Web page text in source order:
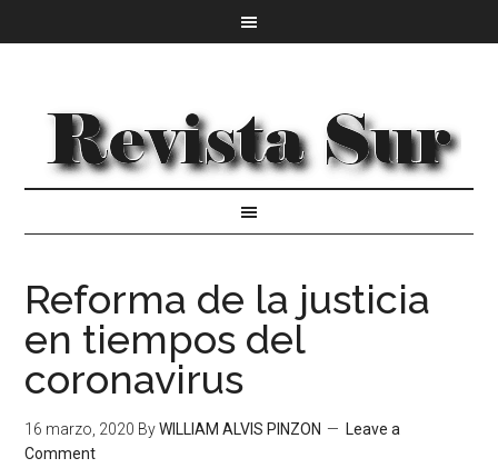
Reforma de la justicia
en tiempos del
coronavirus
16 marzo, 2020 ByWILLIAM ALVIS PINZON
Leave a
Comment